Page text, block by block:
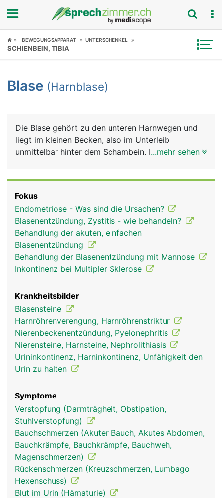
Fokus
Symptome
News
Rubriken
BEWEGUNGSAPPARAT UNTERSCHENKEL
SCHIENBEIN, TIBIA
Blase (Harnblase)
Die Blase gehört zu den unteren Harnwegen und
liegt im kleinen Becken, also im Unterleib
unmittelbar hinter dem Schambein. Ihre Funktion
bis zu einen halben Liter Urin sammeln. Bei Frauen
ist die Harnblase etwas kleiner, da sie sich im
Unterleib den Platz mit der Gebärmutter teilen
muss. Ab einer bestimmten Füllmenge wird der
Harndrang ausgelöst, normalerweise wenn die
Blase etwa halb gefüllt ist. Der Harnabfluss aus
der Blase wird durch zwei ringförmige Muskeln
reguliert, den inneren und den äusseren
Schliessmuskel. Während der innere
Schliessmuskel nicht willentlich beeinflussbar ist,
kann der äussere bewusst kontrolliert werden.
Wird er bewusst entspannt, kann der Harn
ablaufen. Der nicht kontrollierbare innere
Schliessmuskel verhindert, dass vor der gewollten
Entleerung Urin verloren wird.
...mehr sehen
Fokus
Endometriose - Was sind die Ursachen?
Blasenentzündung, Zystitis - wie behandeln?
Behandlung der akuten, einfachen
Blasenentzündung
Behandlung der Blasenentzündung mit Mannose
Inkontinenz bei Multipler Sklerose
Krankheitsbilder
Blasensteine
Harnröhrenverengung, Harnröhrenstriktur
Nierenbeckenentzündung, Pyelonephritis
Nierensteine, Harnsteine, Nephrolithiasis
Urininkontinenz, Harninkontinenz, Unfähigkeit den
Urin zu halten
Symptome
Verstopfung (Darmträgheit, Obstipation,
Stuhlverstopfung)
Bauchschmerzen (Akuter Bauch, Akutes Abdomen,
Bauchkrämpfe, Bauchkrämpfe, Bauchweh,
Magenschmerzen)
Rückenschmerzen (Kreuzschmerzen, Lumbago
Hexenschuss)
Blut im Urin (Hämaturie)